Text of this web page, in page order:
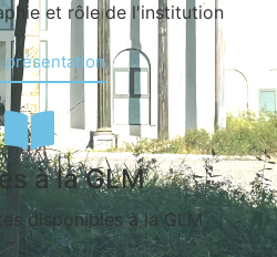
et rôle de l'institution
présentation
à la GLM
disponibles à la GLM